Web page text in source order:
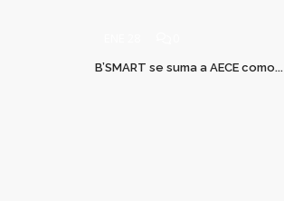
B’SMART se suma a AECE como...